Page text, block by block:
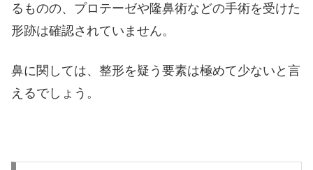
るものの、プロテーゼや隆鼻術などの手術を受けた
形跡は確認されていません。
鼻に関しては、整形を疑う要素は極めて少ないと言
えるでしょう。